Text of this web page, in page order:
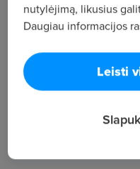
elektronikos
elektronikos
atliktų darbų
tel.
nutylėjimą, likusius
Daugiau informacijos
Leisti